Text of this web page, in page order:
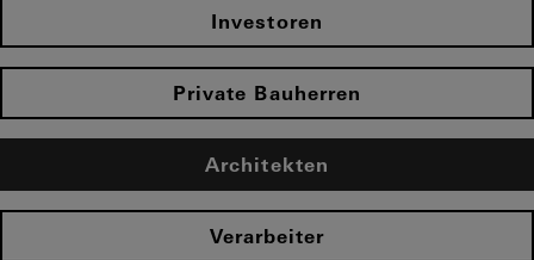
Investoren
Private Bauherren
Architekten
Verarbeiter